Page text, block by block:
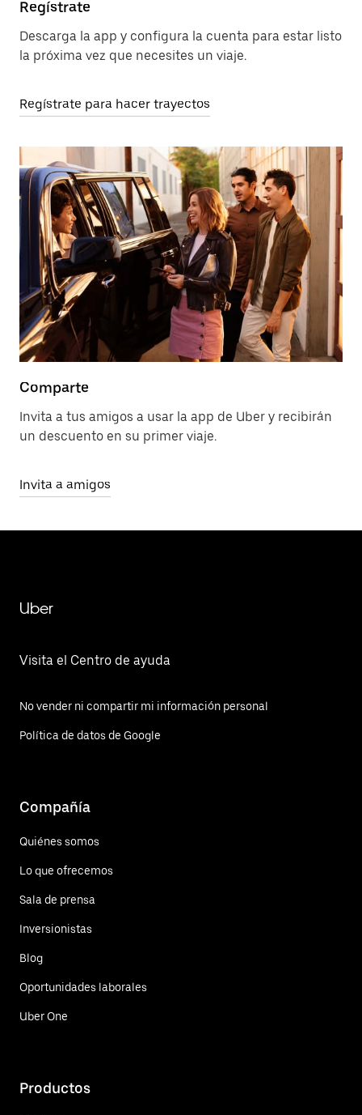
Regístrate
Descarga la app y configura la cuenta para estar listo
la próxima vez que necesites un viaje.
Regístrate para hacer trayectos
Comparte
Invita a tus amigos a usar la app de Uber y recibirán
un descuento en su primer viaje.
Invita a amigos
Uber
Visita el Centro de ayuda
No vender ni compartir mi información personal
Política de datos de Google
Compañía
Quiénes somos
Lo que ofrecemos
Sala de prensa
Inversionistas
Blog
Oportunidades laborales
Uber One
Productos